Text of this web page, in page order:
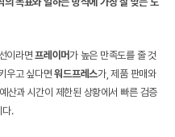
이라면 프레이머가 높은 만족도를 줄 것
우고 싶다면 워드프레스가, 제품 판매와
산과 시간이 제한된 상황에서 빠른 검증
다.